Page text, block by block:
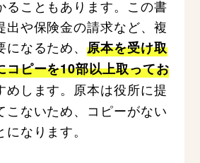
ることもあります。この書
出や保険金の請求など、複
になるため、原本を受け取
コピーを10部以上取ってお
めします。原本は役所に提
こないため、コピーがない
なります。